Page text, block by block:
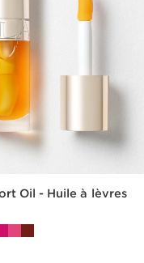
Oil - Huile à lèvres